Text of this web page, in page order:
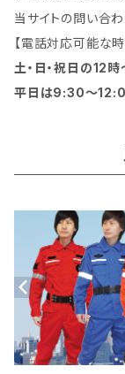
当サイトの問い合わ
【電話対応可能な時
土・日・祝日の12
平日は9:30～